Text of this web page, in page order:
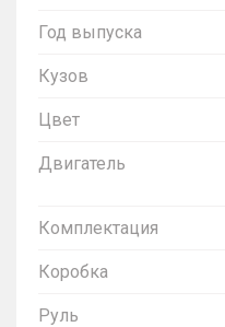
Год выпуска
Кузов
Цвет
Двигатель
Комплектация
Коробка
Руль